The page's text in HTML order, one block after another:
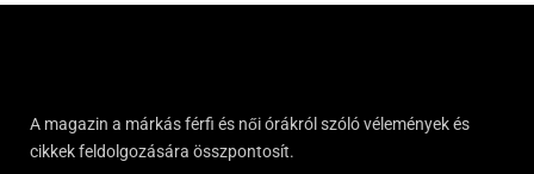
A magazin a márkás férfi és női órákról szóló vélemények és
cikkek feldolgozására összpontosít.